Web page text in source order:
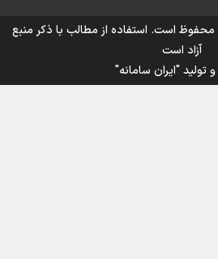
محفوظ است. استفاده از مطالب با ذکر منبع
آزاد است
تولید"ایران سامانه"